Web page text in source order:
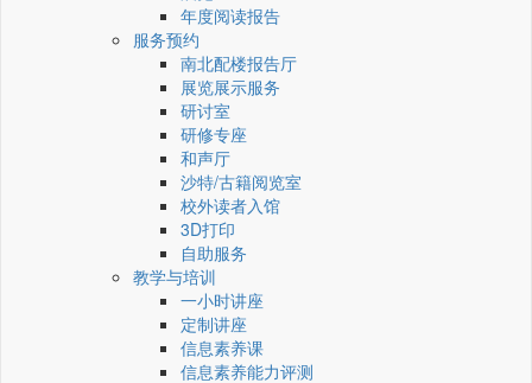
年度阅读报告
服务预约
南北配楼报告厅
展览展示服务
研讨室
研修专座
和声厅
沙特/古籍阅览室
校外读者入馆
3D打印
自助服务
教学与培训
一小时讲座
定制讲座
信息素养课
信息素养能力评测